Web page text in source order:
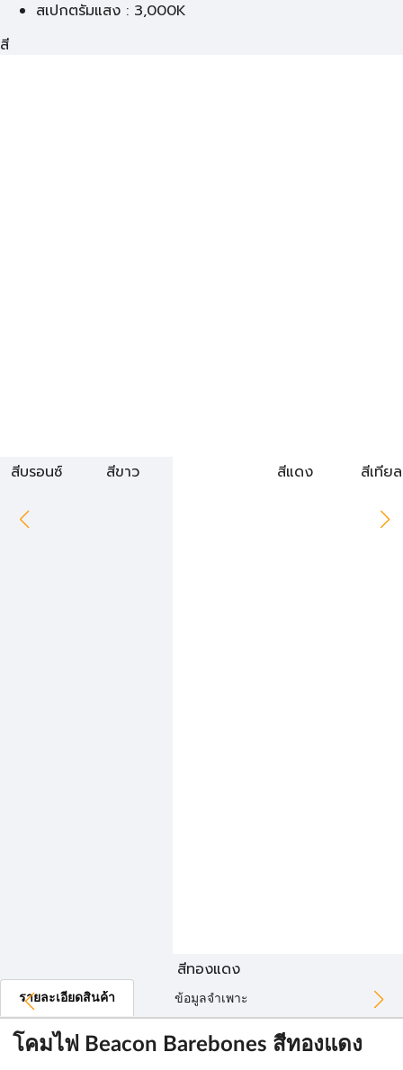
สเปกตรัมแสง : 3,000K
สี
สีบรอนซ์ สีขาว
สีทองแดง
สีแดง สีเทียล
รายละเอียดสินค้า ข้อมูลจำเพาะ
โคมไฟ Beacon Barebones สีทองแดง